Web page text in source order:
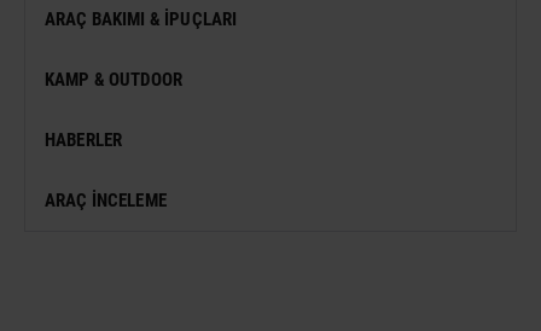
FESTIVAL
ANTIK KENT & ALANLAR
ARAÇ BAKIMI & İPUÇLARI
KAMP & OUTDOOR
HABERLER
ARAÇ İNCELEME